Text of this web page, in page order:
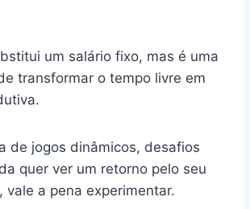
um salário fixo, mas é uma
transformar o tempo livre em
de jogos dinâmicos, desafios
quer ver um retorno pelo seu
vale a pena experimentar.